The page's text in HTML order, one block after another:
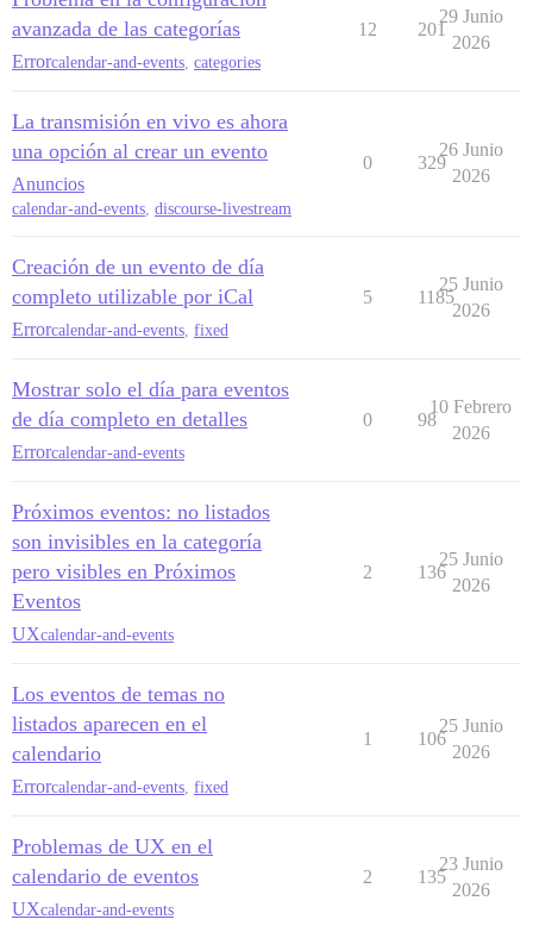
avanzada de las categorías
Errorcalendar-and-events categories
12 201
29 Junio
2026
La transmisión en vivo es ahora
una opción al crear un evento
Anuncios
calendar-and-events, discourse-livestream
0 329
26 Junio
2026
Creación de un evento de día
completo utilizable por iCal
Errorcalendar-and-events fixed
5 1185
25 Junio
2026
Mostrar solo el día para eventos
de día completo en detalles
Errorcalendar-and-events
0 98
10 Febrero
2026
Próximos eventos: no listados
son invisibles en la categoría
pero visibles en Próximos
Eventos
UXcalendar-and-events
2 136
25 Junio
2026
Los eventos de temas no
listados aparecen en el
calendario
Errorcalendar-and-events fixed
1 106
25 Junio
2026
Problemas de UX en el
calendario de eventos
UXcalendar-and-events
2 135
23 Junio
2026